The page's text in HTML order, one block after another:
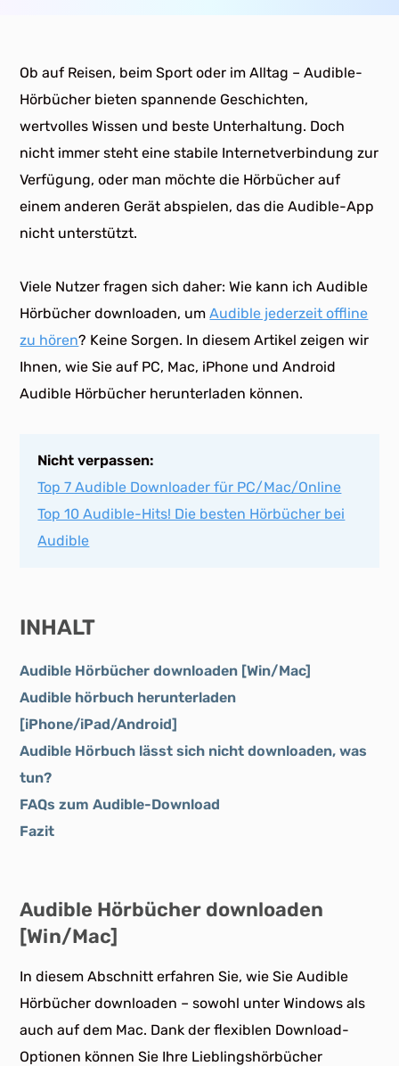
Ob auf Reisen, beim Sport oder im Alltag – Audible-
Hörbücher bieten spannende Geschichten,
wertvolles Wissen und beste Unterhaltung. Doch
nicht immer steht eine stabile Internetverbindung zur
Verfügung, oder man möchte die Hörbücher auf
einem anderen Gerät abspielen, das die Audible-App
nicht unterstützt.
Viele Nutzer fragen sich daher: Wie kann ich Audible
Hörbücher downloaden, umAudible jederzeit offline
zu hören? Keine Sorgen. In diesem Artikel zeigen wir
Ihnen, wie Sie auf PC, Mac, iPhone und Android
Audible Hörbücher herunterladen können.
Nicht verpassen:
Top 7 Audible Downloader für PC/Mac/Online
Top 10 Audible-Hits! Die besten Hörbücher bei
Audible
INHALT
Audible Hörbücher downloaden [Win/Mac]
Audible hörbuch herunterladen
[iPhone/iPad/Android]
Audible Hörbuch lässt sich nicht downloaden, was
tun?
FAQs zum Audible-Download
Fazit
Audible Hörbücher downloaden
[Win/Mac]
In diesem Abschnitt erfahren Sie, wie Sie Audible
Hörbücher downloaden – sowohl unter Windows als
auch auf dem Mac. Dank der flexiblen Download-
Optionen können Sie Ihre Lieblingshörbücher